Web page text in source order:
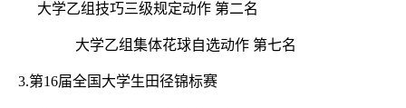
大学乙组技巧三级规定动作 第二名
大学乙组集体花球自选动作 第七名
3.第16届全国大学生田径锦标赛